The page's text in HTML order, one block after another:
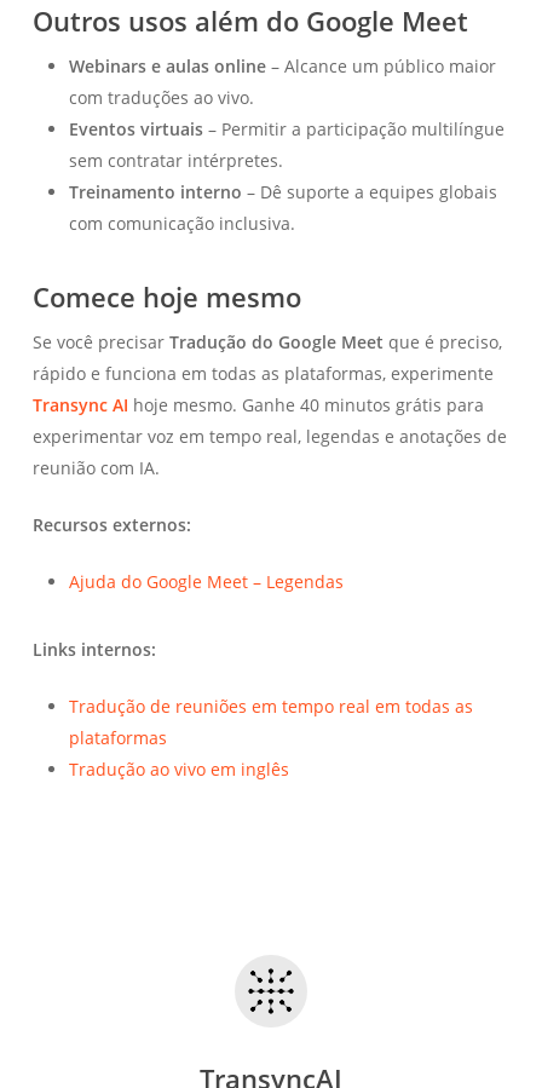
Outros usos além do Google Meet
Webinars e aulas online– Alcance um público maior
com traduções ao vivo.
Eventos virtuais– Permitir a participação multilíngue
sem contratar intérpretes.
Treinamento interno – Dê suporte a equipes globais
com comunicação inclusiva.
Comece hoje mesmo
Se você precisar Tradução do Google Meet que é preciso,
rápido e funciona em todas as plataformas, experimente
Transync AI hoje mesmo. Ganhe 40 minutos grátis para
experimentar voz em tempo real, legendas e anotações de
reunião com IA.
Recursos externos:
Ajuda do Google Meet – Legendas
Links internos:
Tradução de reuniões em tempo real em todas as
plataformas
Tradução ao vivo em inglês
TransyncAI